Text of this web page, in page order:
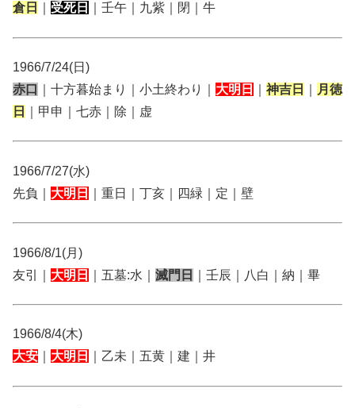
倉日
受死日 ｜壬午｜九紫｜閉｜牛
1966/7/24(日)
赤口
｜十方暮始まり｜小土終わり｜ 大明日 神吉日
月徳
日
｜甲申｜七赤｜除｜虚
1966/7/27(水)
先負｜ 大明日 ｜重日｜丁亥｜四緑｜定｜壁
1966/8/1(月)
友引｜ 大明日 ｜五墓:水｜ 滅門日 ｜壬辰｜八白｜納｜畢
1966/8/4(木)
大安
大明日 ｜乙未｜五黄｜建｜井